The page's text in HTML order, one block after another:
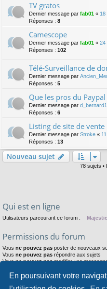
En poursuivant votre
TV gratos
Dernier message par fab01 « 18
Réponses : 8
Camescope
Dernier message par fab01 « 24
Réponses : 102
Télé-Surveillance de
Dernier message par
Réponses : 5
Que les pros du
Dernier message par d_bernard1
Réponses : 6
Listing de site de vente
Dernier message par Stroke «
Réponses : 13
Nouveau sujet
78 sujets •
Qui est en ligne
Utilisateurs parcourant ce forum :
Permissions du forum
Vous ne pouvez pas poster de nouveaux
Vous ne pouvez pas répondre aux sujets
Vousne pouvez pasmodifier vos
Vousne pouvez pasjoindre des fichiers